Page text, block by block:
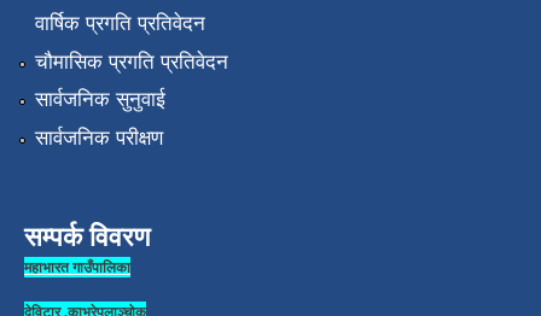
वार्षिक प्रगति प्रतिवेदन
चौमासिक प्रगति प्रतिवेदन
सार्वजनिक सुनुवाई
सार्वजनिक परीक्षण
सम्पर्क विवरण
महाभारत गाउँपालिका
देविटार ,काभ्रेपलाञ्चोक